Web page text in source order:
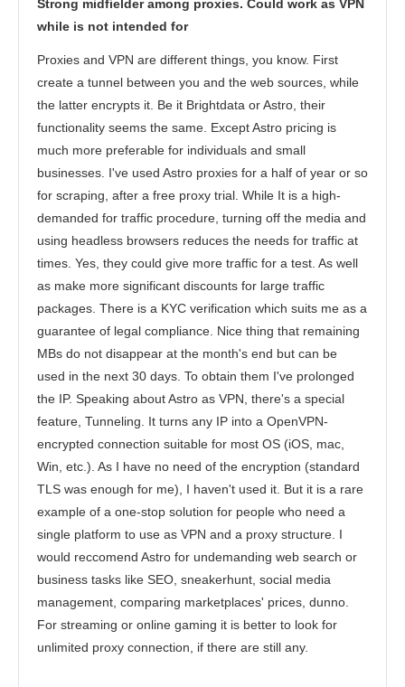
Veiligheid
Klantenservice
Strong midfielder among proxies. Could work as VPN
while is not intended for
Proxies and VPN are different things, you know. First
create a tunnel between you and the web sources, while
the latter encrypts it. Be it Brightdata or Astro, their
functionality seems the same. Except Astro pricing is
much more preferable for individuals and small
businesses. I've used Astro proxies for a half of year or so
for scraping, after a free proxy trial. While It is a high-
demanded for traffic procedure, turning off the media and
using headless browsers reduces the needs for traffic at
times. Yes, they could give more traffic for a test. As well
as make more significant discounts for large traffic
packages. There is a KYC verification which suits me as a
guarantee of legal compliance. Nice thing that remaining
MBs do not disappear at the month's end but can be
used in the next 30 days. To obtain them I've prolonged
the IP. Speaking about Astro as VPN, there's a special
feature, Tunneling. It turns any IP into a OpenVPN-
encrypted connection suitable for most OS (iOS, mac,
Win, etc.). As I have no need of the encryption (standard
TLS was enough for me), I haven't used it. But it is a rare
example of a one-stop solution for people who need a
single platform to use as VPN and a proxy structure. I
would reccomend Astro for undemanding web search or
business tasks like SEO, sneakerhunt, social media
management, comparing marketplaces' prices, dunno.
For streaming or online gaming it is better to look for
unlimited proxy connection, if there are still any.